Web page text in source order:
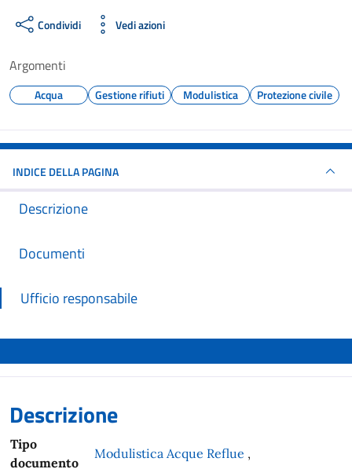
Condividi Vedi azioni
Argomenti
Acqua Gestione rifiuti Modulistica Protezione civile
INDICE DELLA PAGINA
Descrizione
Documenti
Ufficio responsabile
Descrizione
Tipo
documento
Modulistica Acque Reflue ,